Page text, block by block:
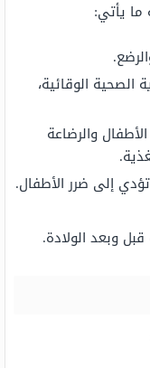
يأتي:
الصحية الوقائية،
والرضاعة
إلى ضرر الأطفال.
وبعد الولادة.